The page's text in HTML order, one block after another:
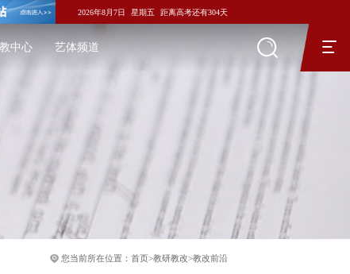
2026年8月7日 星期五 距离高考还有304天
中心 艺体频道
您当前所在位置： 首页>教研教改>教改前沿